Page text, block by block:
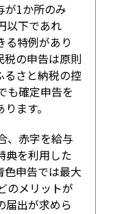
が1か所のみ
以下であれ
る特例があり
税の申告は原則
るさと納税の控
も確定申告を
ます。
、赤字を給与
典を利用した
色申告では最大
のメリットが
届出が求めら